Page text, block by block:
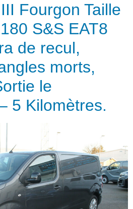
Fourgon Taille
S&S EAT8
de recul,
morts,
le
5 Kilomètres.